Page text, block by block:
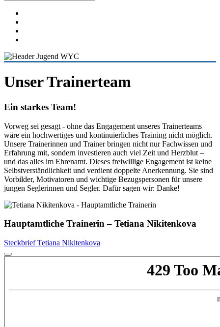
Unser Trainerteam
Ein starkes Team!
Vorweg sei gesagt - ohne das Engagement unseres Trainerteams
wäre ein hochwertiges und kontinuierliches Training nicht möglich.
Unsere Trainerinnen und Trainer bringen nicht nur Fachwissen und
Erfahrung mit, sondern investieren auch viel Zeit und Herzblut –
und das alles im Ehrenamt. Dieses freiwillige Engagement ist keine
Selbstverständlichkeit und verdient doppelte Anerkennung. Sie sind
Vorbilder, Motivatoren und wichtige Bezugspersonen für unsere
jungen Seglerinnen und Segler. Dafür sagen wir: Danke!
Hauptamtliche Trainerin – Tetiana Nikitenkova
Steckbrief Tetiana Nikitenkova